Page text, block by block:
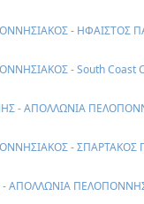
- ΗΦΑΙΣΤΟΣ
- South Coast
- ΑΠΟΛΛΩΝΙΑ
- ΣΠΑΡΤΑΚΟΣ
- ΑΠΟΛΛΩΝΙΑ